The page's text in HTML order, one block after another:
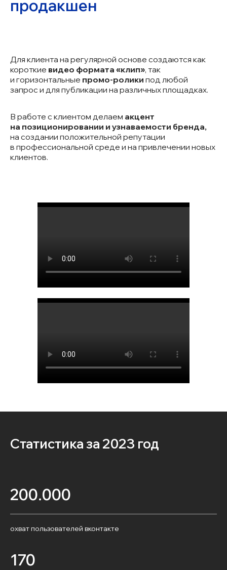
продакшен
Для клиента на регулярной основе создаются как
короткие видео формата «клип», так
и горизонтальные промо-ролики под любой
запрос и для публикации на различных площадках.
В работе с клиентом делаем акцент
на позиционировании и узнаваемости бренда,
на создании положительной репутации
в профессиональной среде и на привлечении новых
клиентов.
Статистика за 2023 год
200.000
охват пользователей вконтакте
170